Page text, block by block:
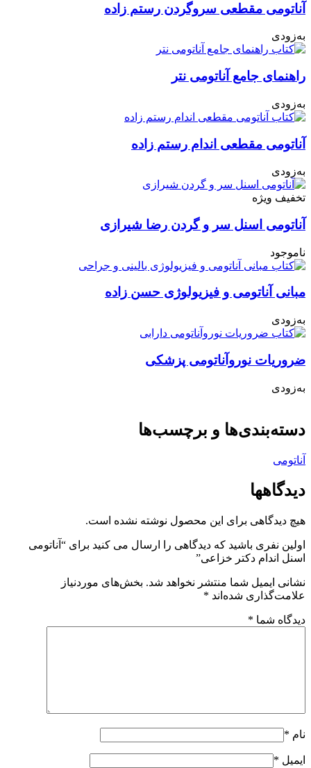
آناتومی مقطعی سروگردن رستم زاده
به‌زودی
راهنمای جامع آناتومی نتر
به‌زودی
آناتومی مقطعی اندام رستم زاده
به‌زودی
تخفیف ویژه
آناتومی اسنل سر و گردن رضا شیرازی
ناموجود
مبانی آناتومی و فیزیولوژی حسن زاده
به‌زودی
ضروریات نوروآناتومی پزشکی
به‌زودی
دسته‌بندی‌ها و برچسب‌ها
آناتومی
دیدگاهها
هیچ دیدگاهی برای این محصول نوشته نشده است.
اولین نفری باشید که دیدگاهی را ارسال می کنید برای “آناتومی
اسنل اندام دکتر خزاعی”
نشانی ایمیل شما منتشر نخواهد شد. بخش‌های موردنیاز
علامت‌گذاری شده‌اند *
دیدگاه شما *
نام *
ایمیل *